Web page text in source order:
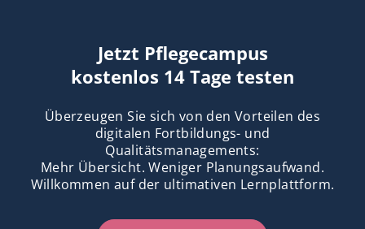
Jetzt Pflegecampus
kostenlos 14 Tage testen
Überzeugen Sie sich von den Vorteilen des
digitalen Fortbildungs- und
Qualitätsmanagements:
Mehr Übersicht. Weniger Planungsaufwand.
Willkommen auf der ultimativen Lernplattform.